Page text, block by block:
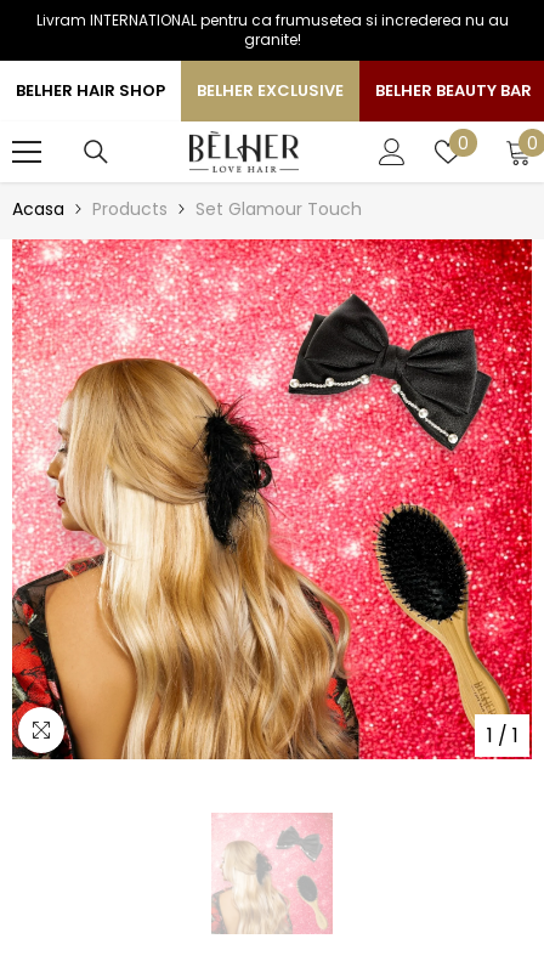
SARI LA CONTINUT
Livram INTERNATIONAL pentru ca frumusetea si increderea nu au
granite!
BELHER HAIR SHOP BELHER EXCLUSIVE BELHER BEAUTY BAR
0 Liste
00
Acasa Products Set Glamour Touch
1 / 1